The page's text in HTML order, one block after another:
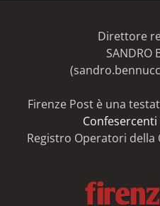
Direttore
SANDRO
Firenze Post è una
Confesercenti
Registro Operatori della